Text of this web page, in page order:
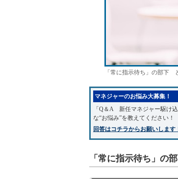
「常に指示待ち」の部下
マネジャーのお悩み大募集！
「Q＆A 新任マネジャー駆け
な“お悩み”を教えてください！
回答はコチラからお願いします
「常に指示待ち」の